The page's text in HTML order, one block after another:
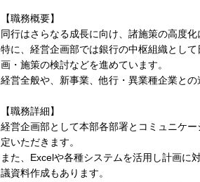
【職務概要】
同行はさらなる成長に向け、諸施策の高度
特に、経営企画部では銀行の中枢組織とし
画・施策の検討などを進めています。
経営全般や、新事業、他行・異業種企業と
【職務詳細】
経営企画部として本部各部署とコミュニケ
定いただきます。
また、Excelや各種システムを活用し計画に
議資料作成もあります。